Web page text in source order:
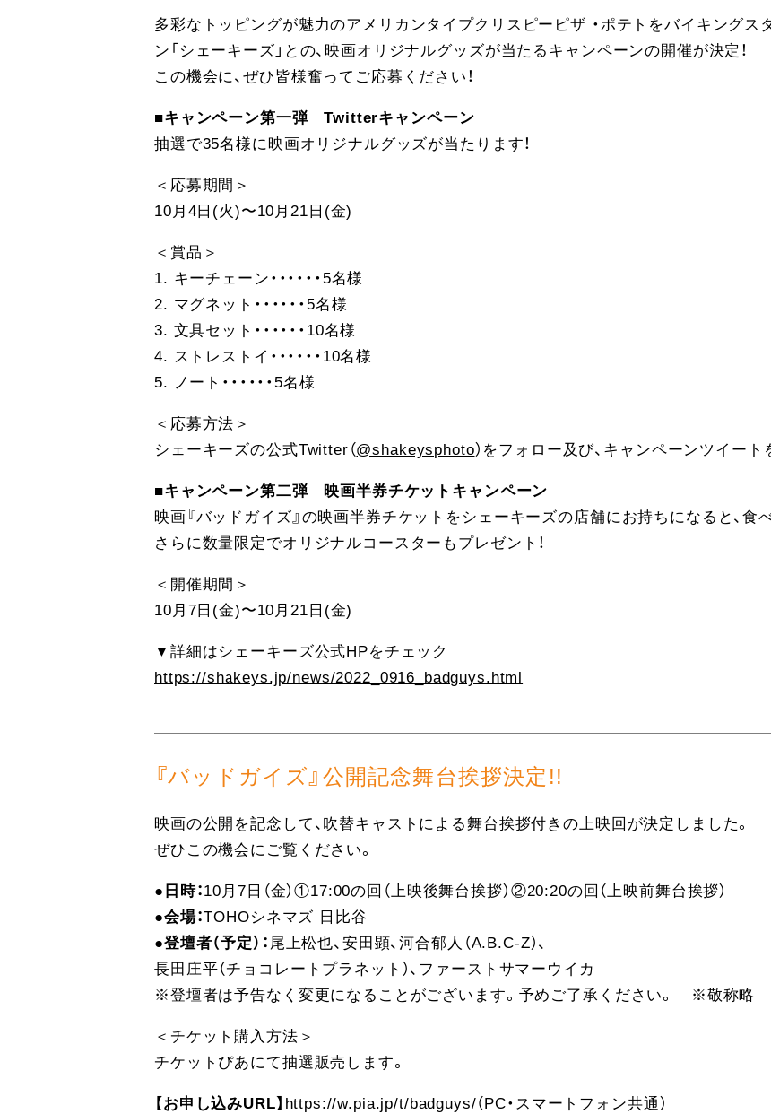
多彩なトッピングが魅力のアメリカンタイプクリスピーピザ ・ポテトをバイキング
ン「シェーキーズ」との、映画オリジナルグッズが当たるキャンペーンの開催が決定！
この機会に、ぜひ皆様奮ってご応募ください！
■キャンペーン第一弾 Twitterキャンペーン
抽選で35名様に映画オリジナルグッズが当たります！
＜応募期間＞
10月4日(火)〜10月21日(金)
＜賞品＞
1. キーチェーン・・・・・・5名様
2. マグネット・・・・・・5名様
3. 文具セット・・・・・・10名様
4. ストレストイ・・・・・・10名様
5. ノート・・・・・・5名様
＜応募方法＞
シェーキーズの公式Twitter（@shakeysphoto）をフォロー及び、キャンペーンツイート
■キャンペーン第二弾 映画半券チケットキャンペーン
映画『バッドガイズ』の映画半券チケットをシェーキーズの店舗にお持ちになると、食
さらに数量限定でオリジナルコースターもプレゼント！
＜開催期間＞
10月7日(金)〜10月21日(金)
▼詳細はシェーキーズ公式HPをチェック
https://shakeys.jp/news/2022_0916_badguys.html
『バッドガイズ』公開記念舞台挨拶決定!!
映画の公開を記念して、吹替キャストによる舞台挨拶付きの上映回が決定しました。
ぜひこの機会にご覧ください。
●日時：10月7日（金）①17:00の回（上映後舞台挨拶）②20:20の回（上映前舞台挨拶）
●会場：TOHOシネマズ 日比谷
●登壇者（予定）： 尾上松也、安田顕、河合郁人（A.B.C-Z）、
長田庄平（チョコレートプラネット）、ファーストサマーウイカ
※登壇者は予告なく変更になることがございます。予めご了承ください。 ※敬称略
＜チケット購入方法＞
チケットぴあにて抽選販売します。
【お申し込みURL】 https://w.pia.jp/t/badguys/（PC・スマートフォン共通）